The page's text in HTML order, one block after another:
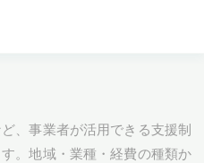
、事業者が活用できる支援制
。地域・業種・経費の種類か